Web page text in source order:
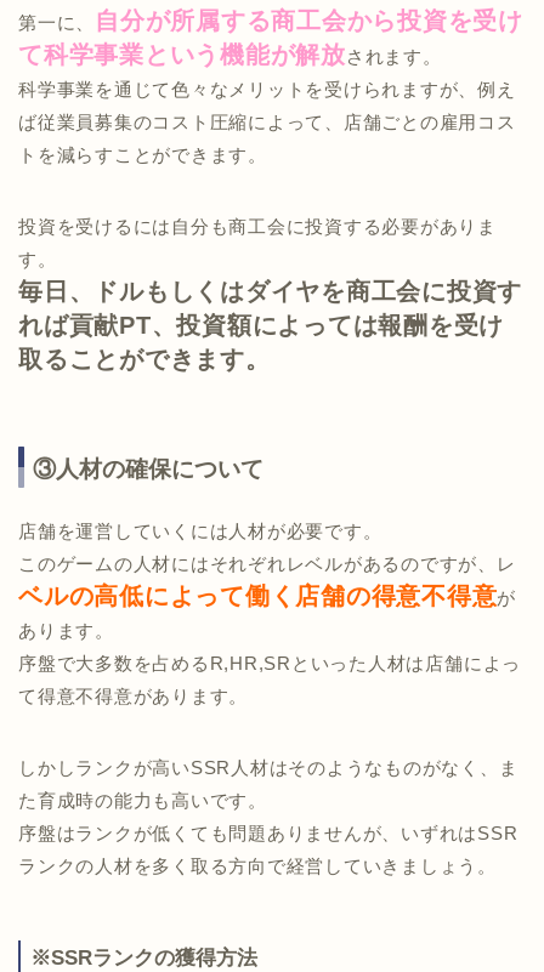
第一に、
自分が所属する商工会から投資を受け
て科学事業という機能が解放されます。
科学事業を通じて色々なメリットを受けられますが、例え
ば従業員募集のコスト圧縮によって、店舗ごとの雇用コス
トを減らすことができます。
投資を受けるには自分も商工会に投資する必要がありま
す。
毎日、ドルもしくはダイヤを商工会に投資す
れば貢献PT、投資額によっては報酬を受け
取ることができます。
③人材の確保について
店舗を運営していくには人材が必要です。
このゲームの人材にはそれぞれレベルがあるのですが、レ
ベルの高低によって働く店舗の得意不得意が
あります。
序盤で大多数を占めるR,HR,SRといった人材は店舗によっ
て得意不得意があります。
しかしランクが高いSSR人材はそのようなものがなく、ま
た育成時の能力も高いです。
序盤はランクが低くても問題ありませんが、いずれはSSR
ランクの人材を多く取る方向で経営していきましょう。
※SSRランクの獲得方法